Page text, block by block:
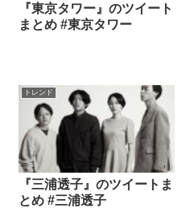
『東京タワー』のツイート
まとめ #東京タワー
トレンド
『三浦透子』のツイートま
とめ #三浦透子